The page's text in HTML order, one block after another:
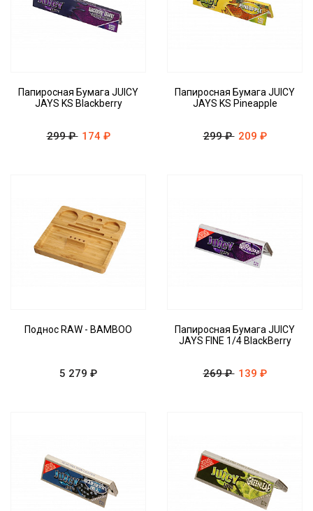
Папиросная Бумага JUICY
JAYS KS Blackberry
299 ₽ 174 ₽
Папиросная Бумага JUICY
JAYS KS Pineapple
299 ₽ 209 ₽
Поднос RAW - BAMBOO
5 279 ₽
Папиросная Бумага JUICY
JAYS FINE 1/4 BlackBerry
269 ₽ 139 ₽